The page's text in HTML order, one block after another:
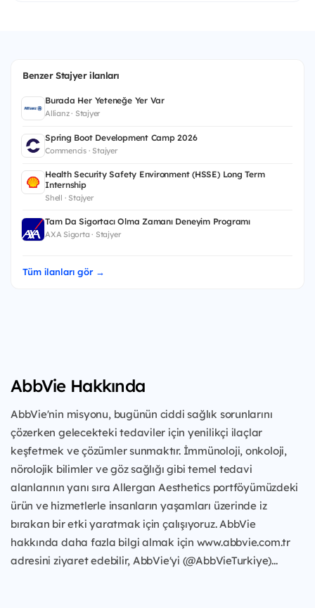
Benzer Stajyer ilanları
Burada Her Yeteneğe Yer Var
Allianz · Stajyer
Spring Boot Development Camp 2026
Commencis · Stajyer
Health Security Safety Environment (HSSE) Long Term
Internship
Shell · Stajyer
Tam Da Sigortacı Olma Zamanı Deneyim Programı
AXA Sigorta · Stajyer
Tüm ilanları gör →
AbbVie Hakkında
AbbVie'nin misyonu, bugünün ciddi sağlık sorunlarını
çözerken gelecekteki tedaviler için yenilikçi ilaçlar
keşfetmek ve çözümler sunmaktır. İmmünoloji, onkoloji,
nörolojik bilimler ve göz sağlığı gibi temel tedavi
alanlarının yanı sıra Allergan Aesthetics portföyümüzdeki
ürün ve hizmetlerle insanların yaşamları üzerinde iz
bırakan bir etki yaratmak için çalışıyoruz. AbbVie
hakkında daha fazla bilgi almak için www.abbvie.com.tr
adresini ziyaret edebilir, AbbVie'yi (@AbbVieTurkiye)...